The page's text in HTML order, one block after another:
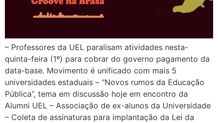
– Professores da UEL paralisam atividades nesta-
quinta-feira (1º) para cobrar do governo pagamento da
data-base. Movimento é unificado com mais 5
universidades estaduais – “Novos rumos da Educação
Pública”, tema em discussão hoje em encontro da
Alumni UEL – Associação de ex-alunos da Universidade
– Coleta de assinaturas para implantação da Lei da